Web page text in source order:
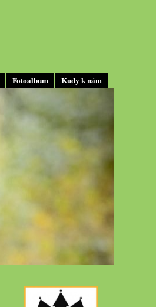
Fotoalbum Kudy k nám